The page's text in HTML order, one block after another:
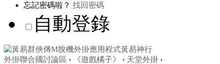
忘記密碼啦？ 找回密碼
自動登錄
外掛聯合國討論區 › 《遊戲橘子》 › 天堂外掛 ›